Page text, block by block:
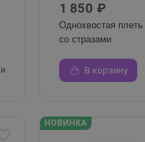
1 850 ₽
Однохвостая
со стразами
В корзину
НОВИНКА